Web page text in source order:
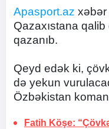
Apasport.az xəbər
Qazaxıstana
qazanıb.
Qeyd edək ki,
də yekun
Özbəkistan
Fatih Köşe: